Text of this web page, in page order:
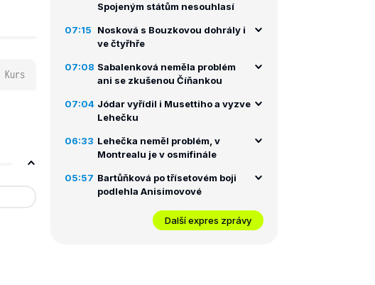
Kurs
Spojeným státům nesouhlasí
07:15
Nosková s Bouzkovou dohrály i
ve čtyřhře
07:08 Sabalenková neměla problém
ani se zkušenou Číňankou
07:04 Jódar vyřídil i Musettiho a vyzve
Lehečku
06:33 Lehečka neměl problém, v
Montrealu je v osmifinále
05:57 Bartůňková po třísetovém boji
podlehla Anisimovové
Další expres zprávy